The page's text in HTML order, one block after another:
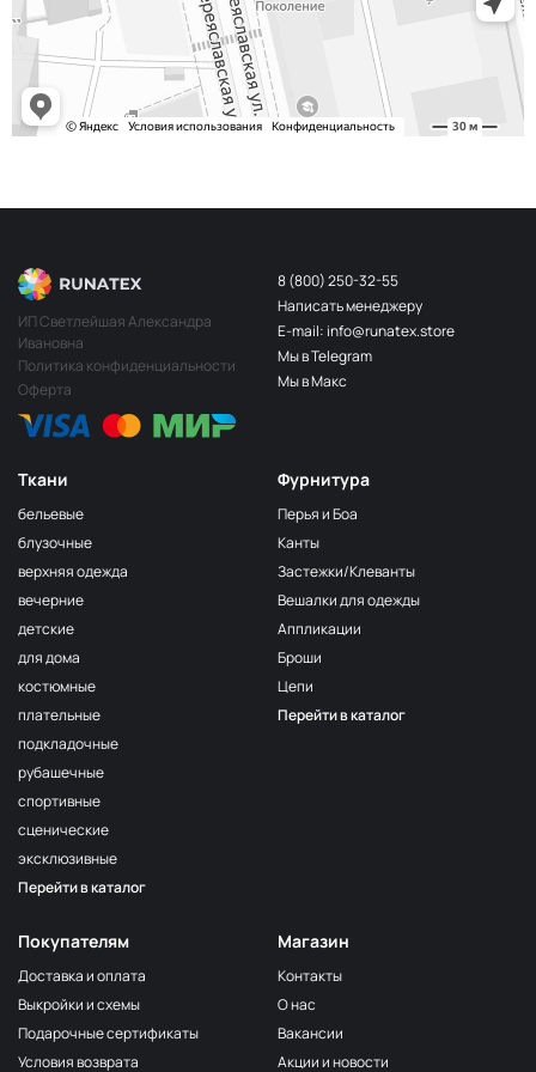
243/2
2Бл.Бирюзовый МП-20-243/2
S248
Св.Бирюза
2400000683254
203/3
3Т.Бирюзовый
МП-20-203/3
(Т.Бирюзовый)
МП-20-198
2Т.Бирюзовый
МП-20-203/2
1Св.Бирюзовый
Аквамарин(Т.Бирюзовый)
МП-20-245
F222/2
волна
МП-20-F222/2
МП-20-F222/3
F257 Аквамарин
МП-20-F257
203/1
1Т.Бирюзовый
F254 Лагуна
4Св.Бирюзовый
F224/2
2Океанская
309/1 1Т.Серый
МП-20-309/1
F206 Бл.Бирюза
МП-20-F206
F321/1 Океан
МП-20-F321/1
191/2
Ткани
бельевые
блузочные
верхняя одежда
вечерние
детские
для дома
костюмные
плательные
подкладочные
рубашечные
спортивные
сценические
эксклюзивные
Перейти в каталог
Фурнитура
Перья и Боа
Канты
Застежки/Клеванты
Вешалки для одежды
Аппликации
Броши
Цепи
Перейти в каталог
Покупателям
Доставка и оплата
Выкройки и схемы
Подарочные сертификаты
Условия возврата
Магазин
Контакты
О нас
Вакансии
Акции и новости
ИП Светлейшая Александра
Ивановна
Политика конфиденциальности
Оферта
8 (800) 250-32-55
Написать менеджеру
E-mail: info@runatex.store
Мы в Telegram
Мы в Макс